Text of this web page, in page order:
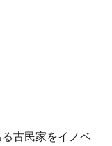
古民家をイノベ